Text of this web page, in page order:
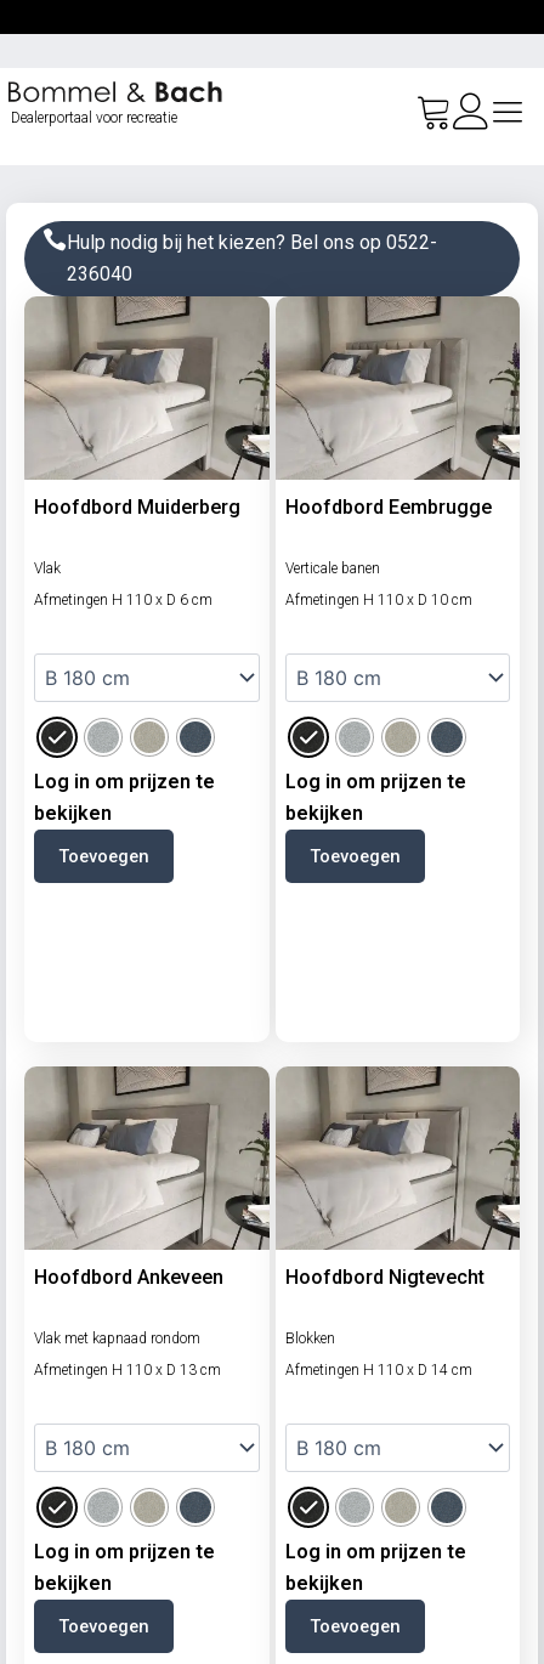
de
inhoud
Dealerportaal voor recreatie
Hulp nodig bij het kiezen? Bel ons op 0522-
236040
Hoofdbord Muiderberg
Vlak
Afmetingen H 110 x D 6 cm
Log in om prijzen te
bekijken
Toevoegen
Hoofdbord Eembrugge
Verticale banen
Afmetingen H 110 x D 10 cm
Log in om prijzen te
bekijken
Toevoegen
Hoofdbord Ankeveen
Vlak met kapnaad rondom
Afmetingen H 110 x D 13 cm
Log in om prijzen te
bekijken
Toevoegen
Hoofdbord Nigtevecht
Blokken
Afmetingen H 110 x D 14 cm
Log in om prijzen te
bekijken
Toevoegen